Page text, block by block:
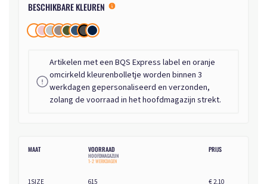
BESCHIKBARE KLEUREN
Artikelen met een BQS Express label en oranje
omcirkeld kleurenbolletje worden binnen 3
werkdagen gepersonaliseerd en verzonden,
zolang de voorraad in het hoofdmagazijn strekt.
MAAT VOORRAAD
HOOFDMAGAZIJN
1-2 WERKDAGEN
PRIJS
1SIZE 615 € 2,10